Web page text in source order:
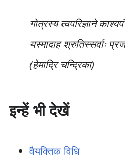
गोत्रस्य त्वपरिज्ञाने
यस्मादाह श्रुतिस्सर्वाः
(हेमाद्रि चन्द्रिका)
इन्हें भी देखें
वैयक्तिक विधि